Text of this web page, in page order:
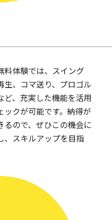
料体験では、スイング
生、コマ送り、プロゴル
ど、充実した機能を活用
ックが可能です。納得が
るので、ぜひこの機会に
、スキルアップを目指